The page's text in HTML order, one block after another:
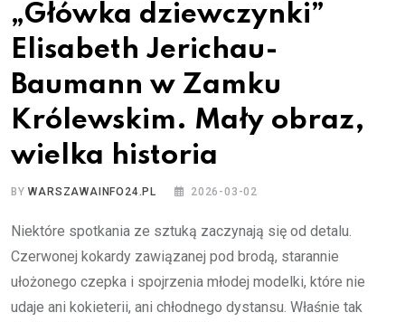
„Główka dziewczynki”
Elisabeth Jerichau-
Baumann w Zamku
Królewskim. Mały obraz,
wielka historia
BYWARSZAWAINFO24.PL 2026-03-02
Niektóre spotkania ze sztuką zaczynają się od detalu.
Czerwonej kokardy zawiązanej pod brodą, starannie
ułożonego czepka i spojrzenia młodej modelki, które nie
udaje ani kokieterii, ani chłodnego dystansu. Właśnie tak